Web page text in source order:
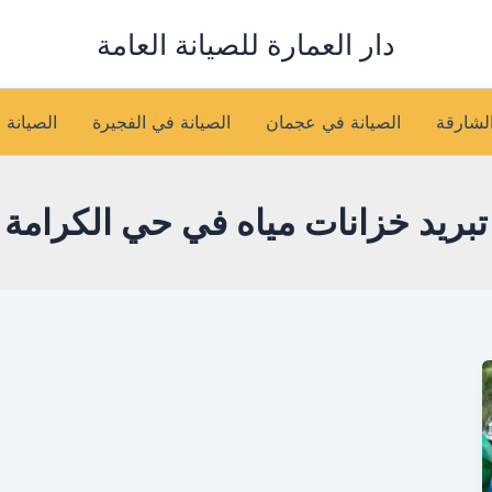
دار العمارة للصيانة العامة
الصيانة في عجمان الصيانة في الفجيرة
تبريد خزانات مياه في حي الكرامة